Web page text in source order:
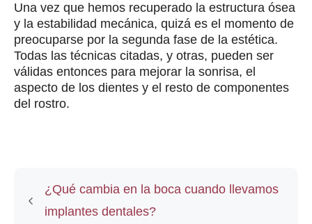
Una vez que hemos recuperado la estructura ósea
y la estabilidad mecánica, quizá es el momento de
preocuparse por la segunda fase de la estética.
Todas las técnicas citadas, y otras, pueden ser
válidas entonces para mejorar la sonrisa, el
aspecto de los dientes y el resto de componentes
del rostro.
¿Qué cambia en la boca cuando llevamos
implantes dentales?